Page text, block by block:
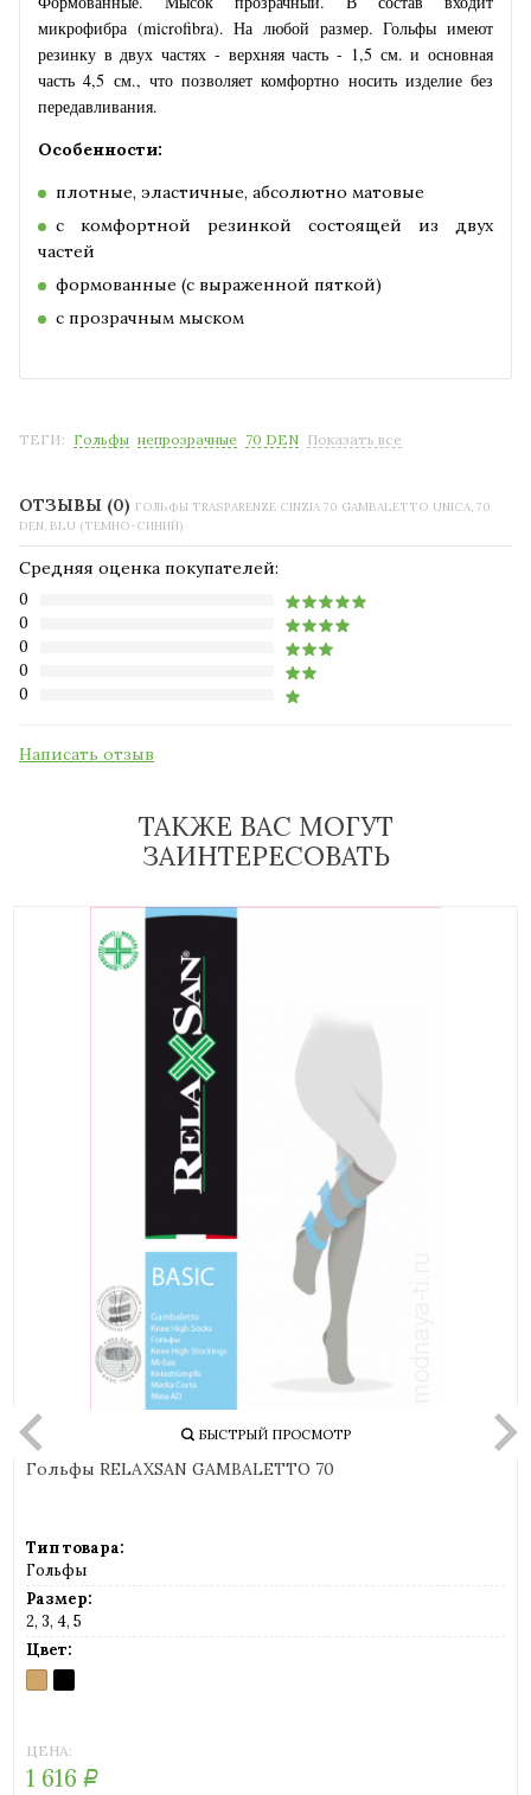
микрофибра (microfibra). На любой размер. Гольфы имеют
резинку в двух частях - верхняя часть - 1,5 см. и основная
часть 4,5 см., что позволяет комфортно носить изделие без
передавливания.
Особенности:
плотные, эластичные, абсолютно матовые
с комфортной резинкой состоящей из двух
частей
формованные (с выраженной пяткой)
с прозрачным мыском
ТЕГИ: Гольфы непрозрачные 70 DEN Показать все
ОТЗЫВЫ (0) ГОЛЬФЫ TRASPARENZE CINZIA 70 GAMBALETTO UNICA, 70
DEN, BLU (ТЕМНО-СИНИЙ)
Средняя оценка покупателей:
0
0
0
0
0
Написать отзыв
ТАКЖЕ ВАС МОГУТ
ЗАИНТЕРЕСОВАТЬ
БЫСТРЫЙ ПРОСМОТР
Гольфы RELAXSAN GAMBALETTO 70
Тип товара:
Гольфы
Размер:
2, 3, 4, 5
Цвет:
21
BEIGE
BLACK
ЦЕНА:
1 616 Р